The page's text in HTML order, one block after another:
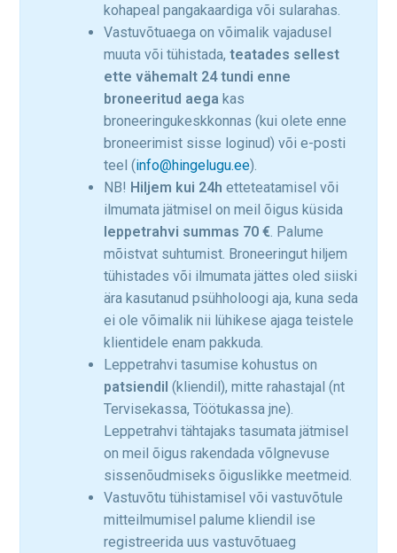
kohapeal pangakaardiga või sularahas.
Vastuvõtuaega on võimalik vajadusel
muuta või tühistada, teatades sellest
ette vähemalt 24 tundi enne
broneeritud aega kas
broneeringukeskkonnas (kui olete enne
broneerimist sisse loginud) või e-posti
teel (info@hingelugu.ee).
NB! Hiljem kui 24h etteteatamisel või
ilmumata jätmisel on meil õigus küsida
leppetrahvi summas 70 €. Palume
mõistvat suhtumist. Broneeringut hiljem
tühistades või ilmumata jättes oled siiski
ära kasutanud psühholoogi aja, kuna seda
ei ole võimalik nii lühikese ajaga teistele
klientidele enam pakkuda.
Leppetrahvi tasumise kohustus on
patsiendil (kliendil), mitte rahastajal (nt
Tervisekassa, Töötukassa jne).
Leppetrahvi tähtajaks tasumata jätmisel
on meil õigus rakendada võlgnevuse
sissenõudmiseks õiguslikke meetmeid.
Vastuvõtu tühistamisel või vastuvõtule
mitteilmumisel palume kliendil ise
registreerida uus vastuvõtuaeg